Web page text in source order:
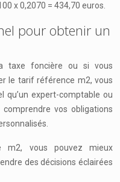
x 0,2070 = 434,70 euros.
pour obtenir un
taxe foncière ou si vous
le tarif référence m2, vous
qu’un expert-comptable ou
vos obligations
m2, vous pouvez mieux
des décisions éclairées